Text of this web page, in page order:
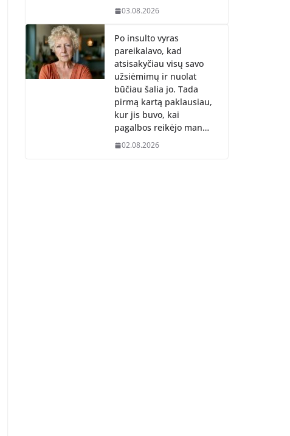
03.08.2026
Po insulto vyras
pareikalavo, kad
atsisakyčiau visų savo
užsiėmimų ir nuolat
būčiau šalia jo. Tada
pirmą kartą paklausiau,
kur jis buvo, kai
pagalbos reikėjo man…
02.08.2026